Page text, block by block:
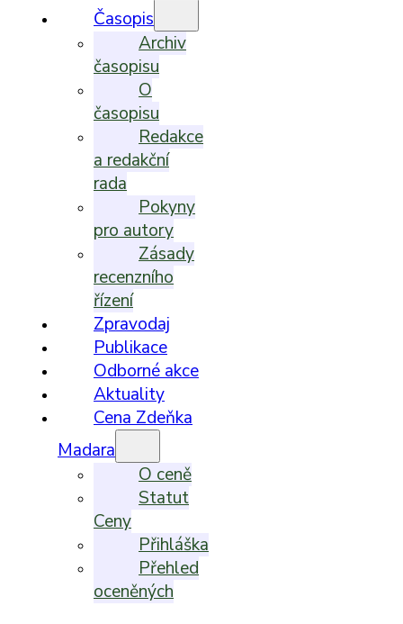
Časopis
Archiv
časopisu
O
časopisu
Redakce
a redakční
rada
Pokyny
pro autory
Zásady
recenzního
řízení
Zpravodaj
Publikace
Odborné akce
Aktuality
Cena Zdeňka
Madara
O ceně
Statut
Ceny
Přihláška
Přehled
oceněných